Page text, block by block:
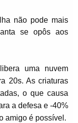
não pode mais
se opôs aos
uma nuvem
20s. As criaturas
o que causa
a defesa e -40%
amigo é possível.